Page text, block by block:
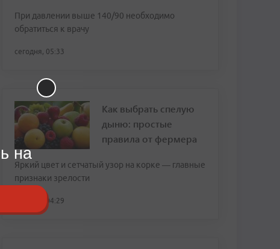
При давлении выше 140/90 необходимо
обратиться к врачу
сегодня, 05:33
Как выбрать спелую
дыню: простые
правила от фермера
Яркий цвет и сетчатый узор на корке — главные
признаки зрелости
сегодня, 04:29
на